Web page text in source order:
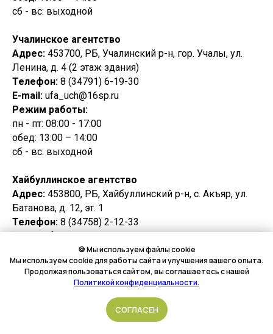
🍪 Мы используем файлы cookie
Мы используем cookie для работы сайта и улучшения вашего опыта.
Продолжая пользоваться сайтом, вы соглашаетесь с нашей
Политикой конфиденциальности.
СОГЛАСЕН
сб - вс: выходной
Учалинское агентство
Адрес: 453700, РБ, Учалинский р-н, гор. Учалы, ул.
Ленина, д. 4 (2 этаж здания)
Телефон: 8 (34791) 6-19-30
E-mail: ufa_uch@16sp.ru
Режим работы:
пн - пт: 08:00 - 17:00
обед: 13:00 – 14:00
сб - вс: выходной
Хайбуллинское агентство
Адрес: 453800, РБ, Хайбуллинский р-н, с. Акъяр, ул.
Батанова, д. 12, эт. 1
Телефон: 8 (34758) 2-12-33
E-mail:ufa_hayb@16sp.ru
Режим работы:
пн - вт: 08:30 - 17:00
ср - пт: 08:30 - 16:30
Подать обращение